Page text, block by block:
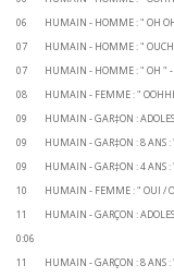
06 HUMAIN - HOMME : "
07 HUMAIN - HOMME : "
07 HUMAIN - HOMME : "
08 HUMAIN - FEMME : "
09 HUMAIN - GAR‡ON :
09 HUMAIN - GAR‡ON : 8
09 HUMAIN - GAR‡ON : 4
10 HUMAIN - FEMME : "
11 HUMAIN - GARÇON :
0:06
11 HUMAIN - GARÇON : 8